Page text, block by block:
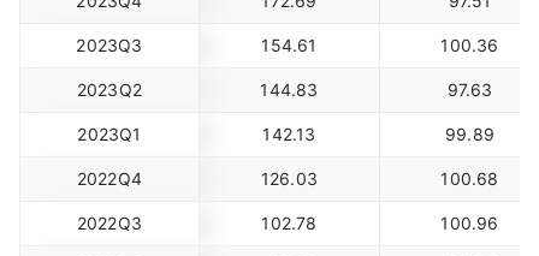
2023Q3 154.61 100.36
2023Q2 144.83 97.63
2023Q1 142.13 99.89
2022Q4 126.03 100.68
2022Q3 102.78 100.96